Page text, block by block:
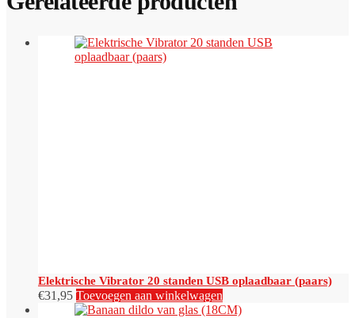
Elektrische Vibrator 20 standen USB oplaadbaar (paars)
€31,95 Toevoegen aan winkelwagen